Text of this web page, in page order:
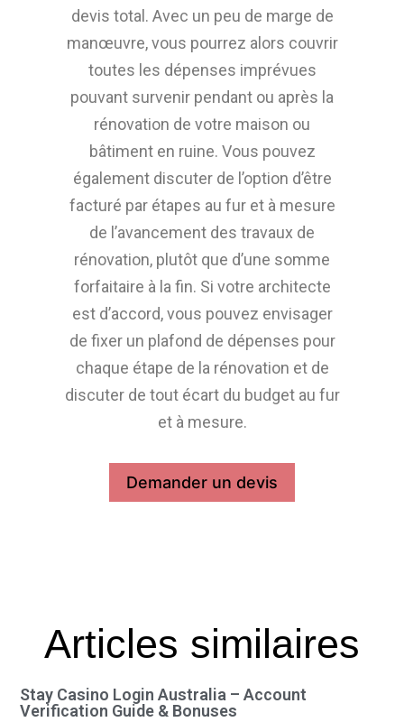
devis total. Avec un peu de marge de
manœuvre, vous pourrez alors couvrir
toutes les dépenses imprévues
pouvant survenir pendant ou après la
rénovation de votre maison ou
bâtiment en ruine. Vous pouvez
également discuter de l’option d’être
facturé par étapes au fur et à mesure
de l’avancement des travaux de
rénovation, plutôt que d’une somme
forfaitaire à la fin. Si votre architecte
est d’accord, vous pouvez envisager
de fixer un plafond de dépenses pour
chaque étape de la rénovation et de
discuter de tout écart du budget au fur
et à mesure.
Demander un devis
Articles similaires
Stay Casino Login Australia – Account
Verification Guide & Bonuses